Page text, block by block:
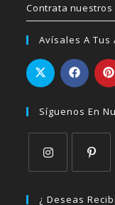
Contrata nuestros
Avísales A Tus
Síguenos En
abre
abre
¿ Deseas